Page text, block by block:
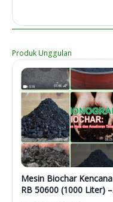
Produk Unggulan
Mesin Biochar Kencana
RB 50600 (1000 Liter) –